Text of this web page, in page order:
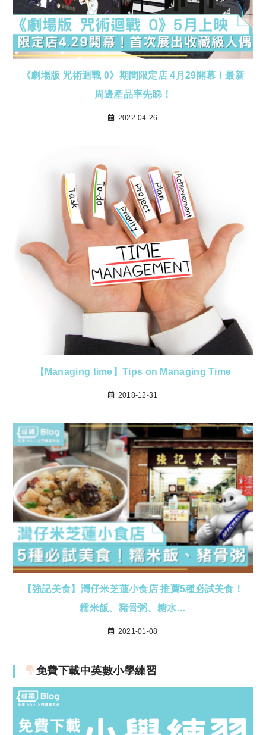
《劇場版 咒術迴戰 0》期間限定店 4月29開幕！最新
周邊產品率先睇！
2022-04-26
【Managing time】Tips on Managing Time
2018-12-31
【強記美食】灣仔米芝蓮小食店 推薦5種必試美食！
糯米飯、豬骨粥、糖水…
2021-01-08
免費下載中英數小學練習